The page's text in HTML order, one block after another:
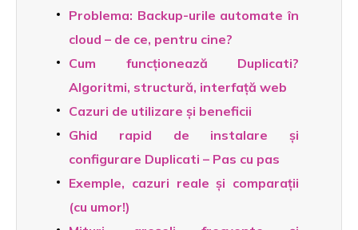
Problema: Backup-urile automate în
cloud – de ce, pentru cine?
Cum funcționează Duplicati?
Algoritmi, structură, interfață web
Cazuri de utilizare și beneficii
Ghid rapid de instalare și
configurare Duplicati – Pas cu pas
Exemple, cazuri reale și comparații
(cu umor!)